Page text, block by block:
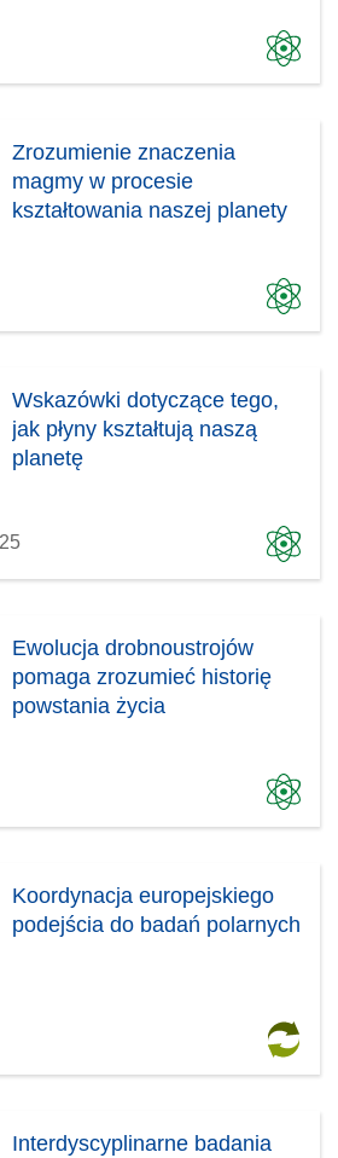
Zrozumienie znaczenia
magmy w procesie
kształtowania naszej planety
Wskazówki dotyczące tego,
jak płyny kształtują naszą
planetę
Ewolucja drobnoustrojów
pomaga zrozumieć historię
powstania życia
Koordynacja europejskiego
podejścia do badań polarnych
Interdyscyplinarne badania